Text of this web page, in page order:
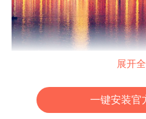
展开
一键安装官